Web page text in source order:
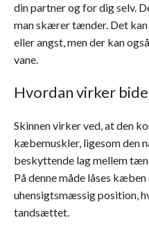
din partner og for dig selv.
man skærer tænder. Det
eller angst, men der kan
vane.
Hvordan virker
Skinnen virker ved, at den
kæbemuskler, ligesom den
beskyttende lag mellem
På denne måde låses
uhensigtsmæssig position,
tandsættet.